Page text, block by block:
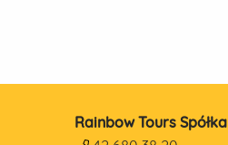
Rainbow Tours